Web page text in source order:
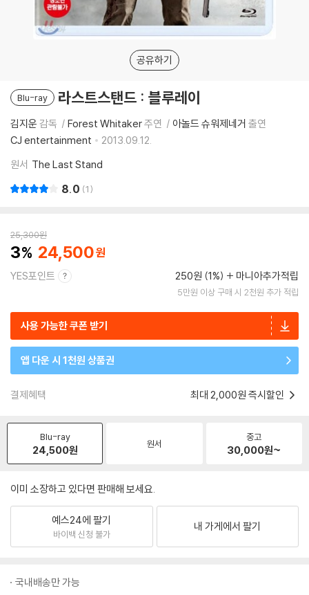
공유하기
Blu-ray 라스트스탠드 : 블루레이
김지운 감독 Forest Whitaker주연 아놀드 슈워제네거 출연
CJ entertainment
2013.09.12.
원서 The Last Stand
8.0 1
25,300원
3 24,500
YES포인트 250원 (1%) 마니아추가적립
5만원 이상 구매 시 2천원 추가 적립
사용 가능한 쿠폰 받기
앱 다운 시 1천원 상품권
결제혜택 최대 2,000원 즉시할인
Blu-ray
24,500원 원서
중고
30,000원~
이미 소장하고 있다면 판매해 보세요.
예스24에 팔기
바이백 신청 불가
내 가게에서 팔기
국내배송만 가능